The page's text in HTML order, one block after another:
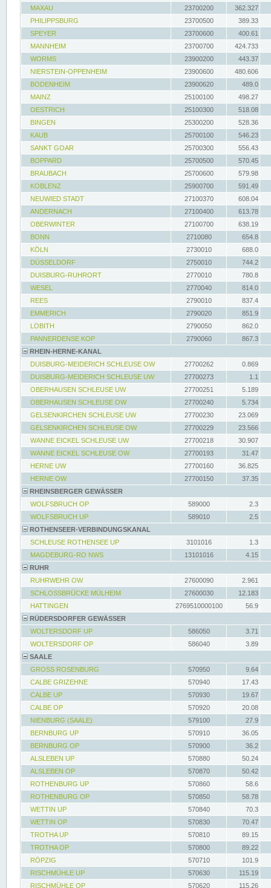
MAXAU
23700200
362.327
PHILIPPSBURG
23700500
389.33
SPEYER
23700600
400.61
MANNHEIM
23700700
424.733
WORMS
23900200
443.37
NIERSTEIN-OPPENHEIM
23900600
480.606
BODENHEIM
23900620
489.0
MAINZ
25100100
498.27
OESTRICH
25100300
518.08
BINGEN
25300200
528.36
KAUB
25700100
546.23
SANKT GOAR
25700300
556.43
BOPPARD
25700500
570.45
BRAUBACH
25700600
579.98
KOBLENZ
25900700
591.49
NEUWIED STADT
27100370
608.04
ANDERNACH
27100400
613.78
OBERWINTER
27100700
638.19
BONN
2710080
654.8
KÖLN
2730010
688.0
DÜSSELDORF
2750010
744.2
DUISBURG-RUHRORT
2770010
780.8
WESEL
2770040
814.0
REES
2790010
837.4
EMMERICH
2790020
851.9
LOBITH
2790050
862.0
PANNERDENSE KOP
2790060
867.3
RHEIN-HERNE-KANAL
DUISBURG-MEIDERICH SCHLEUSE OW
27700262
0.869
DUISBURG-MEIDERICH SCHLEUSE UW
27700273
1.1
OBERHAUSEN SCHLEUSE UW
27700251
5.189
OBERHAUSEN SCHLEUSE OW
27700240
5.734
GELSENKIRCHEN SCHLEUSE UW
27700230
23.069
GELSENKIRCHEN SCHLEUSE OW
27700229
23.566
WANNE EICKEL SCHLEUSE UW
27700218
30.907
WANNE EICKEL SCHLEUSE OW
27700193
31.47
HERNE UW
27700160
36.825
HERNE OW
27700150
37.35
RHEINSBERGER GEWÄSSER
WOLFSBRUCH OP
589000
2.3
WOLFSBRUCH UP
589010
2.5
ROTHENSEER-VERBINDUNGSKANAL
SCHLEUSE ROTHENSEE UP
3101016
1.3
MAGDEBURG-RO NWS
13101016
4.15
RUHR
RUHRWEHR OW
27600090
2.961
SCHLOSSBRÜCKE MÜLHEIM
27600030
12.183
HATTINGEN
2769510000100
56.9
RÜDERSDORFER GEWÄSSER
WOLTERSDORF UP
586050
3.71
WOLTERSDORF OP
586040
3.89
SAALE
GROSS ROSENBURG
570950
9.64
CALBE GRIZEHNE
570940
17.43
CALBE UP
570930
19.67
CALBE OP
570920
20.08
NIENBURG (SAALE)
579100
27.9
BERNBURG UP
570910
36.05
BERNBURG OP
570900
36.2
ALSLEBEN UP
570880
50.24
ALSLEBEN OP
570870
50.42
ROTHENBURG UP
570860
58.6
ROTHENBURG OP
570850
58.78
WETTIN UP
570840
70.3
WETTIN OP
570830
70.47
TROTHA UP
570810
89.15
TROTHA OP
570800
89.22
RÖPZIG
570710
101.9
RISCHMÜHLE UP
570630
115.19
RISCHMÜHLE OP
570620 115.26